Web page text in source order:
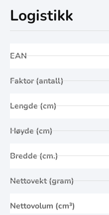
Logistikk
EAN
Faktor (antall)
Lengde (cm)
Høyde (cm)
Bredde (cm.)
Nettovekt (gram)
Nettovolum (cm³)